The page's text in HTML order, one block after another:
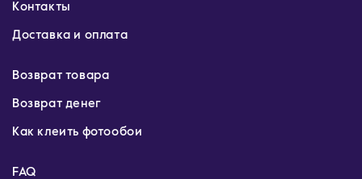
Контакты
Доставка и оплата
Возврат товара
Возврат денег
Как клеить фотообои
FAQ